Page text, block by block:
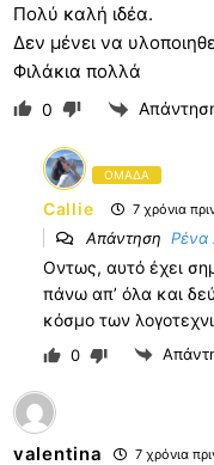
Πολύ καλή ιδέα.
Δεν μένει να
Φιλάκια πολλά
0
ΟΜΑΔΑ
Callie 7 χρόνια
Απάντηση Ρένα
Οντως, αυτό έχει
πάνω απ’ όλα και
κόσμο των
0
valentina 7 χρόνια